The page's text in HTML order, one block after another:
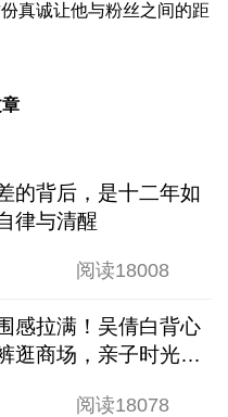
真诚让他与粉丝之间的距
的背后，是十二年如
律与清醒
阅读18008
感拉满！吴倩白背心
逛商场，亲子时光松
阅读18078